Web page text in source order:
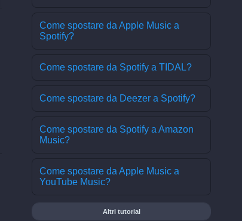
Come spostare da Apple Music a
Spotify?
Come spostare da Spotify a TIDAL?
Come spostare da Deezer a Spotify?
Come spostare da Spotify a Amazon
Music?
Come spostare da Apple Music a
YouTube Music?
Altri tutorial